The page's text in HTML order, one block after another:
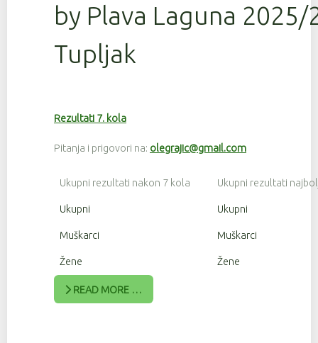
by Plava Laguna 2025/
Tupljak
Rezultati 7. kola
Pitanja i prigovori na: olegrajic@gmail.com
Ukupni rezultati nakon 7 kola Ukupni rezultati
Ukupni Ukupni
Muškarci Muškarci
Žene Žene
READ MORE …